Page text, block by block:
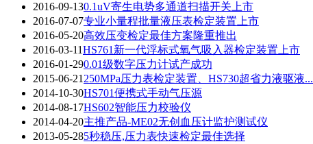
2016-09-130.1uV寄生电势多通道扫描开关上市
2016-07-07专业小量程批量液压表检定装置上市
2016-05-20高效压变检定最佳方案隆重推出
2016-03-11HS761新一代浮标式氧气吸入器检定装置上市
2016-01-290.01级数字压力计试产成功
2015-06-21250MPa压力表检定装置、HS730超省力液驱液...
2014-10-30HS701便携式手动气压源
2014-08-17HS602智能压力校验仪
2014-04-20主推产品-ME02无创血压计监护测试仪
2013-05-285秒稳压,压力表快速检定最佳选择